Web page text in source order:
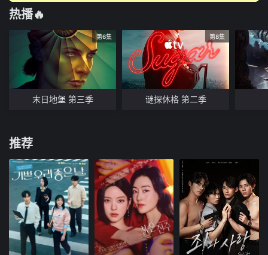
热播🔥
第6集
末日地堡 第三季
第8集
谜探休格 第二季
推荐